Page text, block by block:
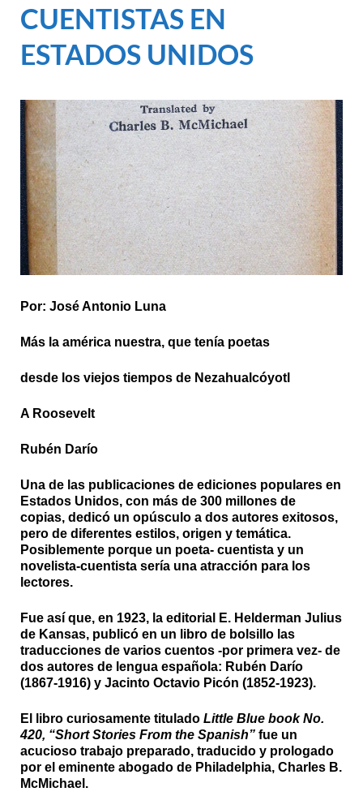
CUENTISTAS EN
ESTADOS UNIDOS
Por: José Antonio Luna
Más la américa nuestra, que tenía poetas
desde los viejos tiempos de Nezahualcóyotl
A Roosevelt
Rubén Darío
Una de las publicaciones de ediciones populares en
Estados Unidos, con más de 300 millones de
copias, dedicó un opúsculo a dos autores exitosos,
pero de diferentes estilos, origen y temática.
Posiblemente porque un poeta- cuentista y un
novelista-cuentista sería una atracción para los
lectores.
Fue así que, en 1923, la editorial E. Helderman Julius
de Kansas, publicó en un libro de bolsillo las
traducciones de varios cuentos -por primera vez- de
dos autores de lengua española: Rubén Darío
(1867-1916) y Jacinto Octavio Picón (1852-1923).
El libro curiosamente titulado Little Blue book No.
420, “Short Stories From the Spanish” fue un
acucioso trabajo preparado, traducido y prologado
por el eminente abogado de Philadelphia, Charles B.
McMichael.